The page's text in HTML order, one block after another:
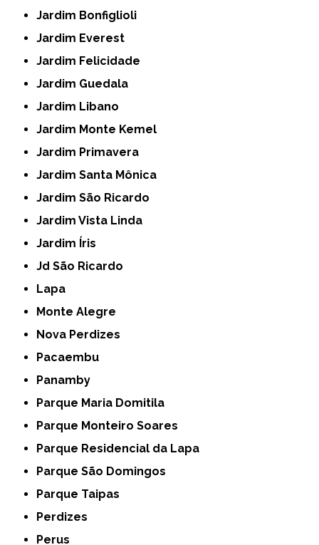
Jardim Bonfiglioli
Jardim Everest
Jardim Felicidade
Jardim Guedala
Jardim Libano
Jardim Monte Kemel
Jardim Primavera
Jardim Santa Mônica
Jardim São Ricardo
Jardim Vista Linda
Jardim Íris
Jd São Ricardo
Lapa
Monte Alegre
Nova Perdizes
Pacaembu
Panamby
Parque Maria Domitila
Parque Monteiro Soares
Parque Residencial da Lapa
Parque São Domingos
Parque Taipas
Perdizes
Perus